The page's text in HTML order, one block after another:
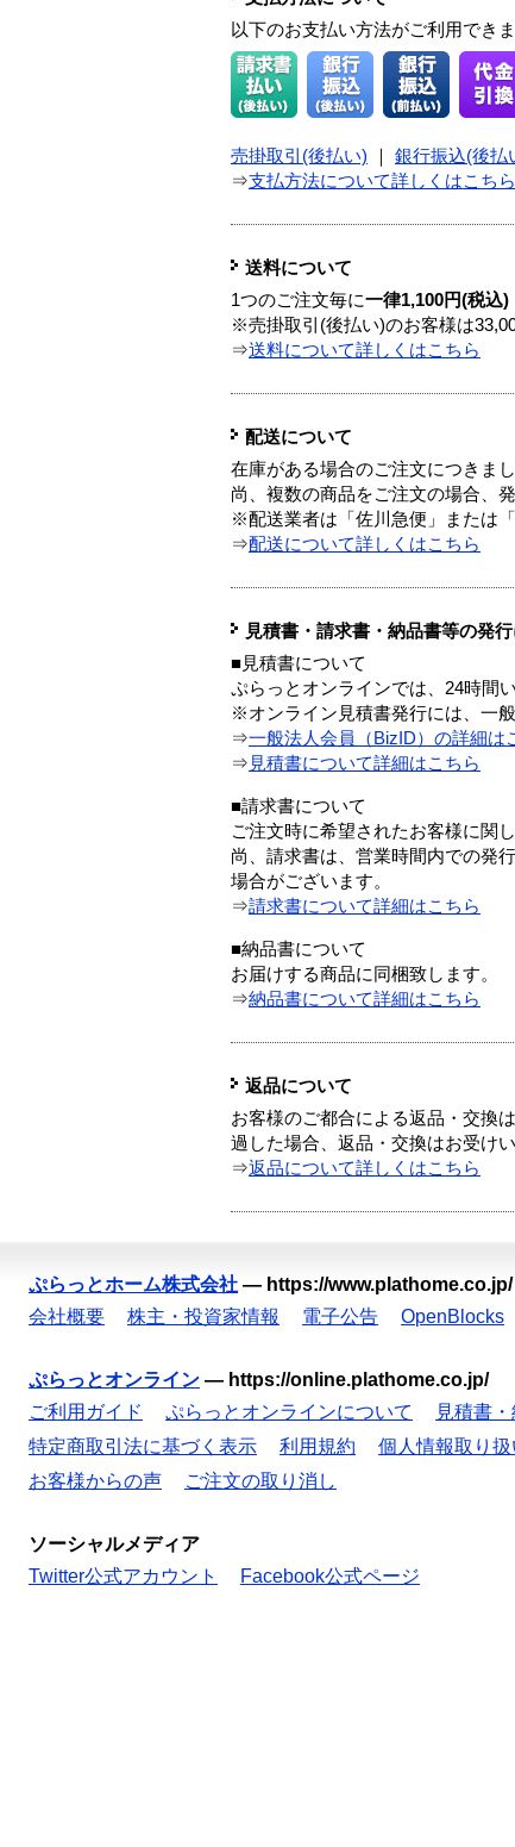
以下のお支払い方法がご利用できま
売掛取引(後払い) 銀行振込(後払
⇒支払方法について詳しくはこちら
送料について
1つのご注文毎に一律1,100円(税込)
※売掛取引(後払い)のお客様は
⇒送料について詳しくはこちら
配送について
在庫がある場合のご注文につきま
尚、複数の商品をご注文の場合、
※配送業者は「佐川急便」または
⇒配送について詳しくはこちら
見積書・請求書・納品書等の発
■見積書について
ぷらっとオンラインでは、24時間
※オンライン見積書発行には、一
⇒一般法人会員（BizID）の詳細は
⇒ 見積書について詳細はこちら
■請求書について
ご注文時に希望されたお客様に関
尚、請求書は、営業時間内での発
場合がございます。
⇒請求書について詳細はこちら
■納品書について
お届けする商品に同梱致します。
⇒納品書について詳細はこちら
返品について
お客様のご都合による返品・交換
過した場合、返品・交換はお受け
⇒返品について詳しくはこちら
ぷらっとホーム株式会社 — https://www.plathome.co.jp/
会社概要
株主・投資家情報 電子公告 OpenBlocks
ぷらっとオンライン — https://online.plathome.co.jp/
ご利用ガイド
ぷらっとオンラインについて 見積書
特定商取引法に基づく表示
利用規約 個人情報取り
お客様からの声
ご注文の取り消し
ソーシャルメディア
Twitter公式アカウント
Facebook公式ページ